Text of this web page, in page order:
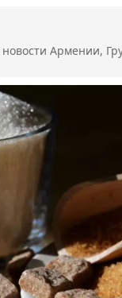
Армении,